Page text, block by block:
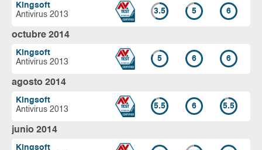
Kingsoft
Antivirus 2013
3.5 5 6
octubre 2014
Kingsoft
Antivirus 2013
5 6 6
agosto 2014
Kingsoft
Antivirus 2013
5.5 6 5.5
junio 2014
Kingsoft